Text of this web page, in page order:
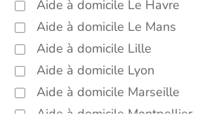
Promenade animaux de
Essonnes (91100)
Autres aides à domicile
(91100)
Voir toutes les aides à domicile à
Essonnes (91100)
Aide à domicile Le Havre
Aide à domicile Le Mans
Aide à domicile Lille
Aide à domicile Lyon
Aide à domicile Marseille
Aide à domicile Montpellier